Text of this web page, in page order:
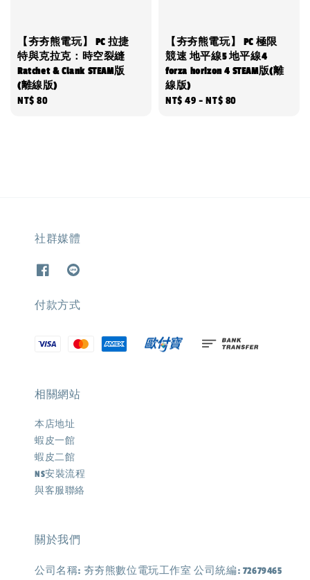
【夯夯熊電玩】 PC 拉捷
特與克拉克：時空裂縫
Ratchet & Clank STEAM版
(離線版)
Regular
NT$ 80
【夯夯熊電玩】 PC 極限
競速 地平線5 地平線4
forza horizon 4 STEAM版(離
線版)
Regular
NT$ 49 -NT$ 80
社群媒體
付款方式
相關網站
本店地址
蝦皮一館
蝦皮二館
NS安裝流程
與客服聯絡
關於我們
公司名稱: 夯夯熊數位電玩工作室 公司統編: 72679465